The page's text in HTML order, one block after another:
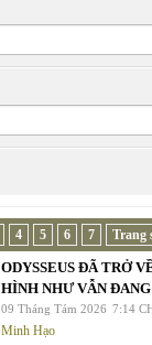
4 5 6 7 Trang
ODYSSEUS ĐÃ TRỞ
HÌNH NHƯ VẪN
09 Tháng Tám 2026 7:14
Minh Hạo